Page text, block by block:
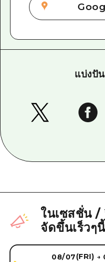
แบ่งปั
ในเซสชั่น/
จัดขึ้นเร็วๆนี้
08/07(FRI) →